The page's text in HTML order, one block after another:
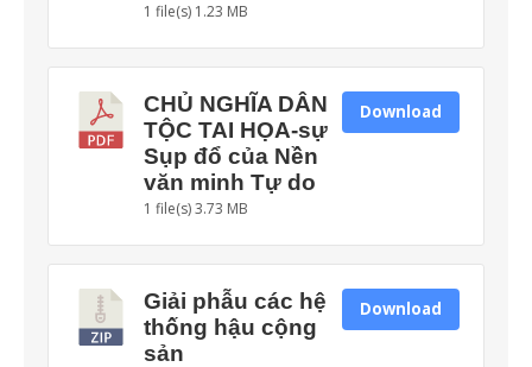
1 file(s) 1.23 MB
CHỦ NGHĨA DÂN
TỘC TAI HỌA-sự
Sụp đổ của Nền
văn minh Tự do
1 file(s)3.73 MB
Download
Giải phẫu các hệ
thống hậu cộng
sản
Download